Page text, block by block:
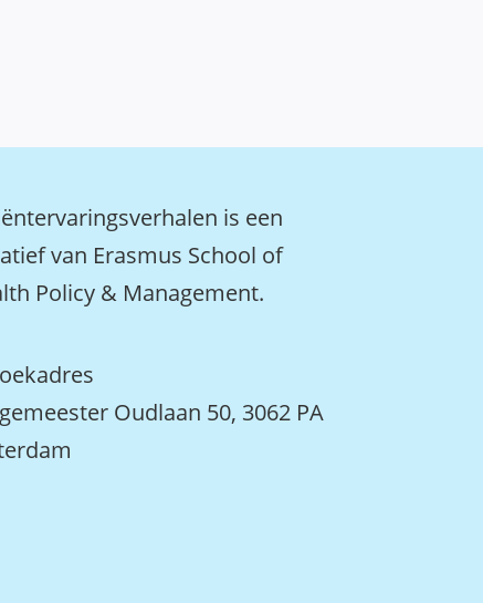
is een
van Erasmus School of
Policy & Management.
Oudlaan 50, 3062 PA